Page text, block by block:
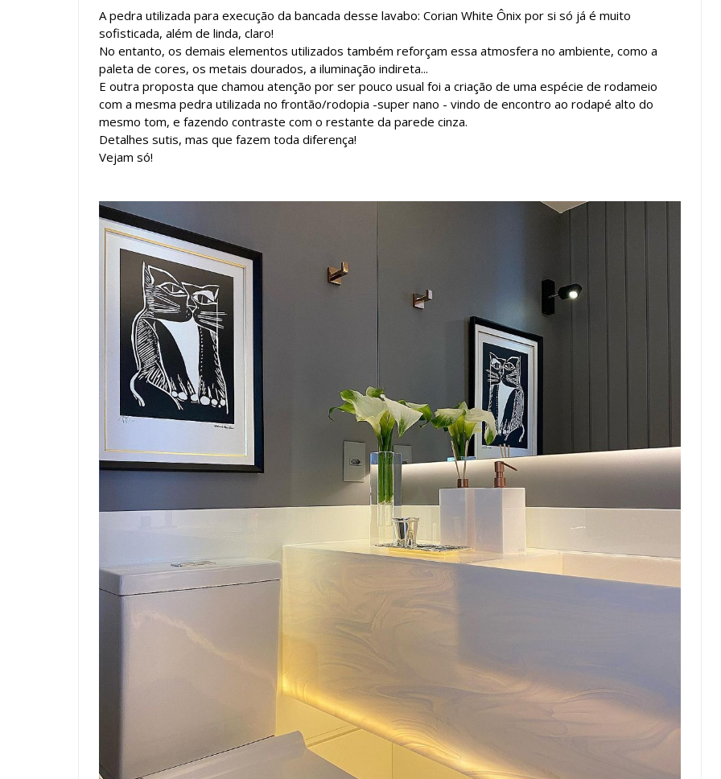
A pedra utilizada para execução da bancada desse lavabo: Corian White Ônix por si só já é muito
sofisticada, além de linda, claro!
No entanto, os demais elementos utilizados também reforçam essa atmosfera no ambiente, como a
paleta de cores, os metais dourados, a iluminação indireta...
E outra proposta que chamou atenção por ser pouco usual foi a criação de uma espécie de rodameio
com a mesma pedra utilizada no frontão/rodopia -super nano - vindo de encontro ao rodapé alto do
mesmo tom, e fazendo contraste com o restante da parede cinza.
Detalhes sutis, mas que fazem toda diferença!
Vejam só!